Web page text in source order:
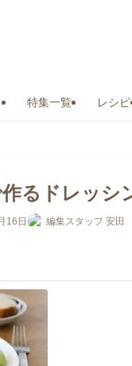
特集一覧 レシピ
るドレッシ
16日 編集スタッフ 安田